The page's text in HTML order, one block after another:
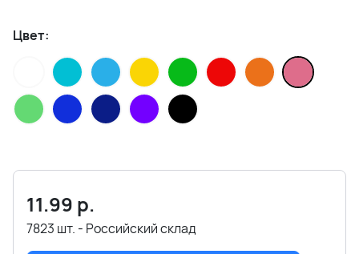
Цвет:
11.99 р.
7823 шт. - Российский склад